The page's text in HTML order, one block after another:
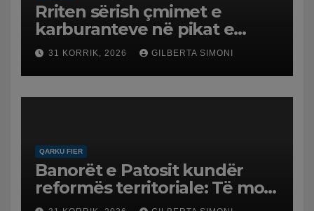
Rriten sërish çmimet e
karburanteve në pikat e
karburanteve në Lushnjë.
Tensionet në Lindjen e
Mesme shtrenjtojnë naftën
dhe benzinën në vend
31 KORRIK, 2026 GILBERTA SIMONI
QARKU FIER
Banorët e Patosit kundër
reformës territoriale: Të mos
humbasim identitetin e